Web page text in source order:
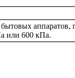
аппаратов,
или 600 кПа.